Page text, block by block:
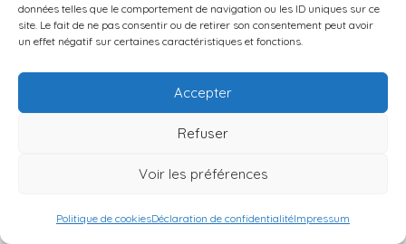
données telles que le comportement de navigation ou les ID uniques sur ce
site. Le fait de ne pas consentir ou de retirer son consentement peut avoir
un effet négatif sur certaines caractéristiques et fonctions.
Accepter
Refuser
Voir les préférences
Politique de cookiesDéclaration de confidentialitéImpressum
Principaux atouts économiques :
Croissance soutenue du secteur immobilier,
notamment grâce au dynamisme touristique
qui garantit un taux d’occupation élevé toute
Rentabilité intéressante des biens locatifs,
renforcée par la gestion intégrée offerte dans